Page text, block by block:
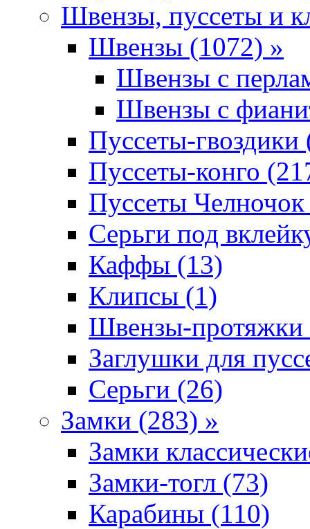
Швензы, пуссеты и
Швензы (1072) »
Швензы с
Швензы с
Пуссеты-гвоздики
Пуссеты-конго
Пуссеты
Серьги под
Каффы (13)
Клипсы (1)
Швензы-протяжки
Заглушки для
Серьги (26)
Замки (283) »
Замки
Замки-тогл (73)
Карабины (110)